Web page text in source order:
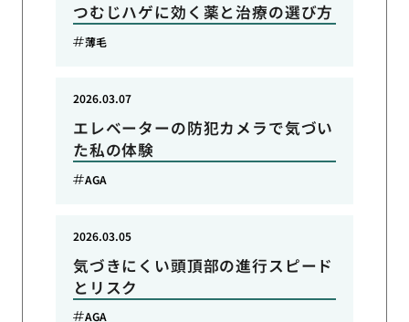
つむじハゲに効く薬と治療の選び方
薄毛
エレベーターの防犯カメラで気づい
た私の体験
2026.03.07
AGA
気づきにくい頭頂部の進行スピード
とリスク
2026.03.05
AGA